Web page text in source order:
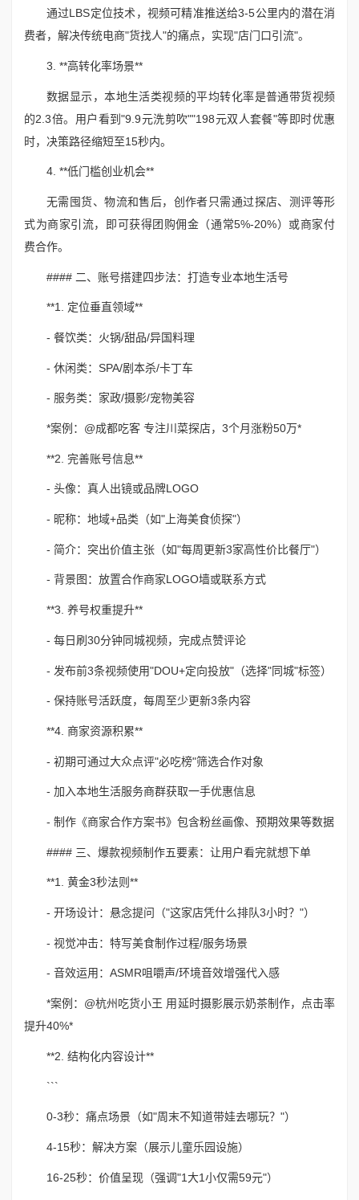
通过LBS定位技术，视频可精准推送给3-5公里内的潜在消
费者，解决传统电商"货找人"的痛点，实现"店门口引流"。
3. **高转化率场景**
数据显示，本地生活类视频的平均转化率是普通带货视频
的2.3倍。用户看到"9.9元洗剪吹""198元双人套餐"等即时优惠
时，决策路径缩短至15秒内。
4. **低门槛创业机会**
无需囤货、物流和售后，创作者只需通过探店、测评等形
式为商家引流，即可获得团购佣金（通常5%-20%）或商家付
费合作。
#### 二、账号搭建四步法：打造专业本地生活号
**1. 定位垂直领域**
- 餐饮类：火锅/甜品/异国料理
- 休闲类：SPA/剧本杀/卡丁车
- 服务类：家政/摄影/宠物美容
*案例：@成都吃客 专注川菜探店，3个月涨粉50万*
**2. 完善账号信息**
- 头像：真人出镜或品牌LOGO
- 昵称：地域+品类（如"上海美食侦探"）
- 简介：突出价值主张（如"每周更新3家高性价比餐厅"）
- 背景图：放置合作商家LOGO墙或联系方式
**3. 养号权重提升**
- 每日刷30分钟同城视频，完成点赞评论
- 发布前3条视频使用"DOU+定向投放"（选择"同城"标签）
- 保持账号活跃度，每周至少更新3条内容
**4. 商家资源积累**
- 初期可通过大众点评"必吃榜"筛选合作对象
- 加入本地生活服务商群获取一手优惠信息
- 制作《商家合作方案书》包含粉丝画像、预期效果等数据
#### 三、爆款视频制作五要素：让用户看完就想下单
**1. 黄金3秒法则**
- 开场设计：悬念提问（"这家店凭什么排队3小时？"）
- 视觉冲击：特写美食制作过程/服务场景
- 音效运用：ASMR咀嚼声/环境音效增强代入感
*案例：@杭州吃货小王 用延时摄影展示奶茶制作，点击率
提升40%*
**2. 结构化内容设计**
```
0-3秒：痛点场景（如"周末不知道带娃去哪玩？"）
4-15秒：解决方案（展示儿童乐园设施）
16-25秒：价值呈现（强调"1大1小仅需59元"）